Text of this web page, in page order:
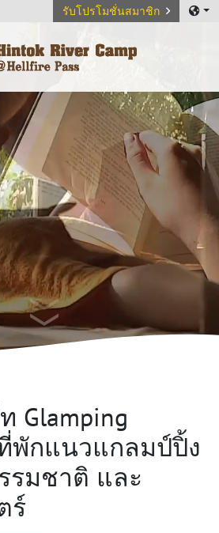
รับโปรโมชั่นสมาชิก
Glamping
พักแนวแกลมป์ปิ้ง
รมชาติ และ
ร์